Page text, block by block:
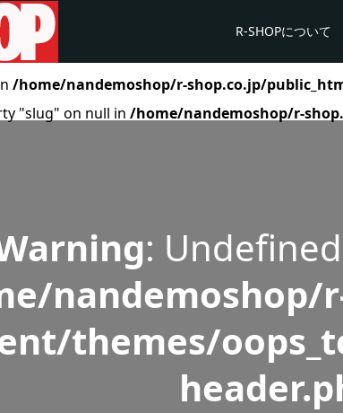
R-SHOPについて
/home/nandemoshop/r-shop.co.jp/
"slug" on null in /home/nandemoshop/r-
:
nandemoshop/
themes/